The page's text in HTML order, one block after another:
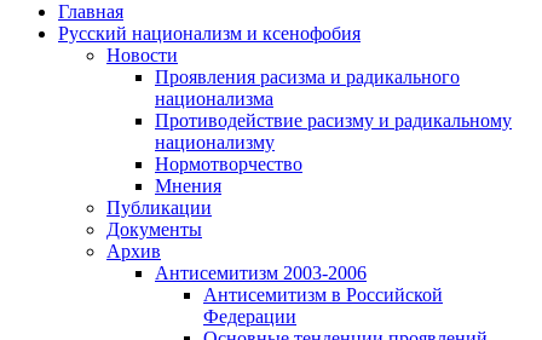
Главная
Русский национализм и ксенофобия
Новости
Проявления расизма и радикального
национализма
Противодействие расизму и радикальному
национализму
Нормотворчество
Мнения
Публикации
Документы
Архив
Антисемитизм 2003-2006
Антисемитизм в Российской
Федерации